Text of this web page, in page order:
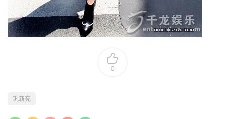
0
巩新亮